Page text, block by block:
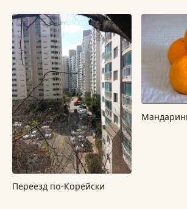
Перeезд по-Корейски